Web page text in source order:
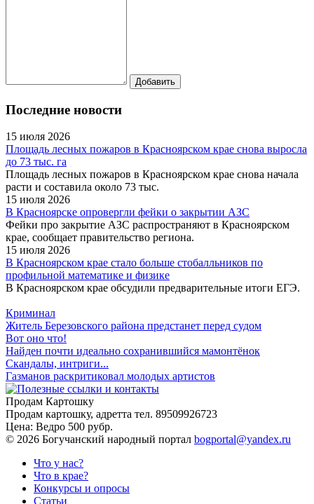
Последние новости
15 июля 2026
Площадь лесных пожаров в Красноярском крае снова выросла
до 73 тыс. га
Площадь лесных пожаров в Красноярском крае снова начала
расти и составила около 73 тыс.
15 июля 2026
В Красноярске опровергли фейки о закрытии АЗС
Фейки про закрытие АЗС распространяют в Красноярском
крае, сообщает правительство региона.
15 июля 2026
В Красноярском крае стало больше стобалльников по
профильной математике и физике
В Красноярском крае обсудили предварительные итоги ЕГЭ.
Криминал
Житель Березовского района предстанет перед судом
Вот оно что!
Найден почти идеально сохранившийся мамонтёнок
Скандалы, интриги...
Газманов раскритиковал молодых артистов
Продам Картошку
Продам картошку, адретта тел. 89509926723
Цена: Ведро 500 рубр.
© 2026 Богучанский народный портал bogportal@yandex.ru
Что у нас?
Что в крае?
Конкурсы и опросы
Статьи